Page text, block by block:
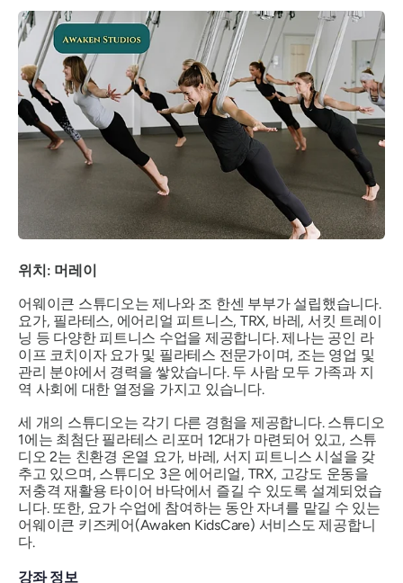
위치: 머레이
어웨이큰 스튜디오는 제나와 조 한센 부부가 설립했습니다.
요가, 필라테스, 에어리얼 피트니스, TRX, 바레, 서킷 트레이
닝 등 다양한 피트니스 수업을 제공합니다. 제나는 공인 라
이프 코치이자 요가 및 필라테스 전문가이며, 조는 영업 및
관리 분야에서 경력을 쌓았습니다. 두 사람 모두 가족과 지
역 사회에 대한 열정을 가지고 있습니다.
세 개의 스튜디오는 각기 다른 경험을 제공합니다. 스튜디오
1에는 최첨단 필라테스 리포머 12대가 마련되어 있고, 스튜
디오 2는 친환경 온열 요가, 바레, 서지 피트니스 시설을 갖
추고 있으며, 스튜디오 3은 에어리얼, TRX, 고강도 운동을
저충격 재활용 타이어 바닥에서 즐길 수 있도록 설계되었습
니다. 또한, 요가 수업에 참여하는 동안 자녀를 맡길 수 있는
어웨이큰 키즈케어(Awaken KidsCare) 서비스도 제공합니
다.
강좌 정보